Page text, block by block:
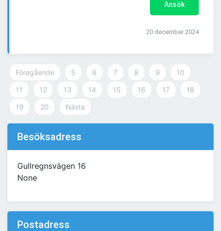
Ansök
20 december 2024
Föregående 5 6 7 8 9 10
11 12 13 14 15 16 17 18
19 20 Nästa
Besöksadress
Gullregnsvägen 16
None
Postadress